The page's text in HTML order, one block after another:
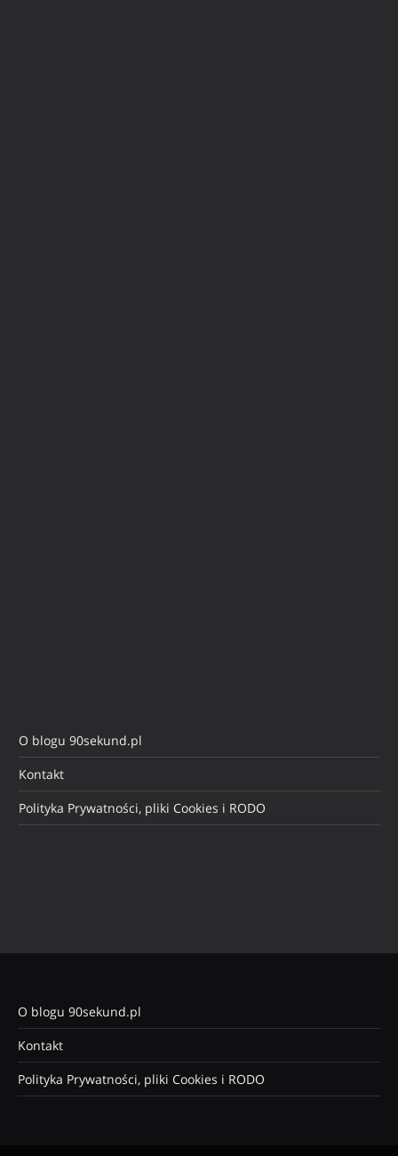
O blogu 90sekund.pl
Kontakt
Polityka Prywatności, pliki Cookies i RODO
O blogu 90sekund.pl
Kontakt
Polityka Prywatności, pliki Cookies i RODO